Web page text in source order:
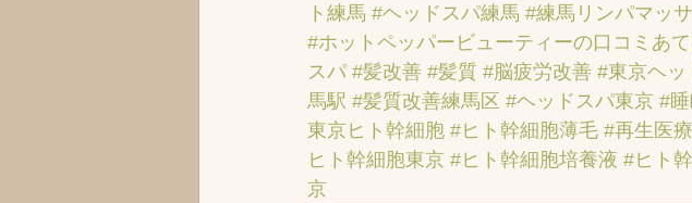
ト練馬 #ヘッドスパ練馬 #練馬リンパマッ
#ホットペッパービューティーの口コミあ
スパ #髪改善 #髪質 #脳疲労改善 #東京ヘッ
馬駅 #髪質改善練馬区 #ヘッドスパ東京 #
東京ヒト幹細胞 #ヒト幹細胞薄毛 #再生医療
ヒト幹細胞東京 #ヒト幹細胞培養液 #ヒト
京